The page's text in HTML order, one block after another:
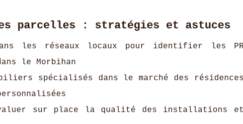
parcelles : stratégies et astuces
les réseaux locaux pour identifier les
le Morbihan
spécialisés dans le marché des
sur place la qualité des installations et